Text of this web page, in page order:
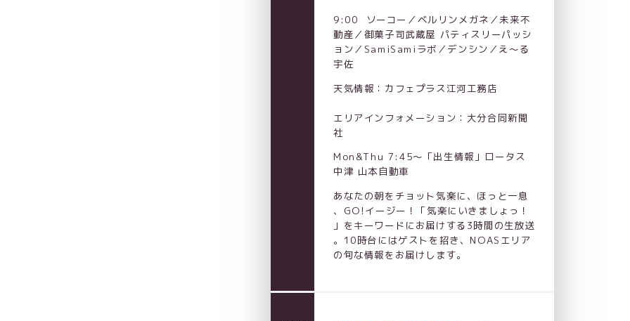
9:00  ソーコー／ベルリンメガネ／未来不
動産／御菓子司武蔵屋 パティスリーパッシ
ョン／SamiSamiラボ／デンシン／え～る
宇佐
天気情報：カフェプラス江河工務店
エリアインフォメーション：大分合同新聞
社
Mon&Thu 7:45～「出生情報」ロータス
中津 山本自動車
あなたの朝をチョット気楽に、ほっと一息
、GO!イージー！「気楽にいきましょっ！
」をキーワードにお届けする3時間の生放送
。10時台にはゲストを招き、NOASエリア
の旬な情報をお届けします。